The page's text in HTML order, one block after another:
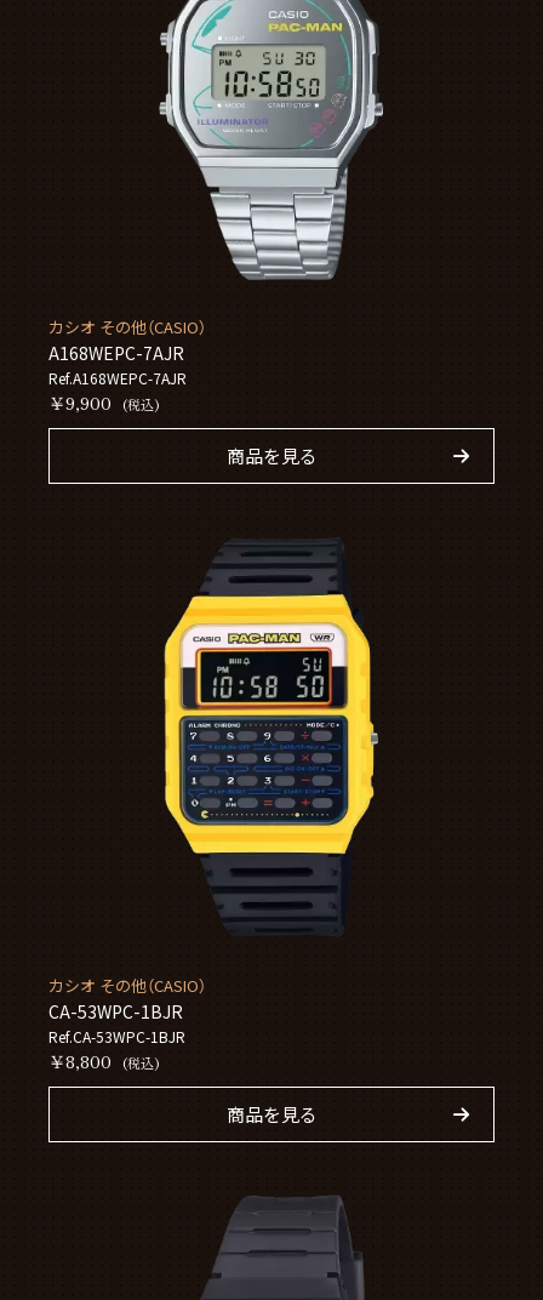
カシオ その他（CASIO）
A168WEPC-7AJR
Ref.A168WEPC-7AJR
￥9,900 (税込)
商品を見る
カシオ その他（CASIO）
CA-53WPC-1BJR
Ref.CA-53WPC-1BJR
￥8,800 (税込)
商品を見る